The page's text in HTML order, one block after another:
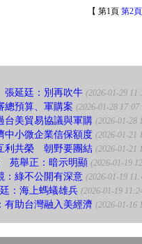
【 第1頁 第2頁
延廷：別再吹牛 (2026-01-29
預算、軍購案 (2026-01-28
台美貿易協議與軍購 (2026-01-28
中小微企業信保額度 (2026-01-21
利共榮 朝野要團結 (2026-01-21
苑舉正：暗示明顯 (2026-01-19
綠不公開有深意 (2026-01-19
：海上螞蟻雄兵 (2026-01-19
助台灣融入美經濟 (2026-01-16